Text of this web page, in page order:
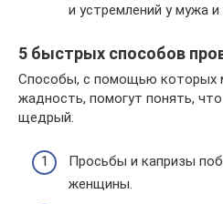
и устремлений у мужа и
5 быстрых способов
Способы, с помощью которых
жадность, помогут понять,
щедрый.
Просьбы и капризы
женщины.